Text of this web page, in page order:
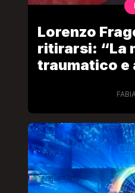
Lorenzo
ritirarsi: “La
traumatico